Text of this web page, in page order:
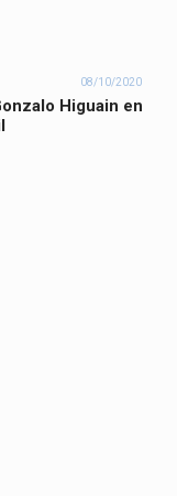
08/10/2020
Higuain en